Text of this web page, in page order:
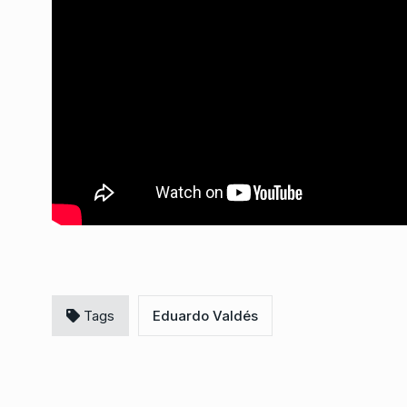
Tags Eduardo Valdés